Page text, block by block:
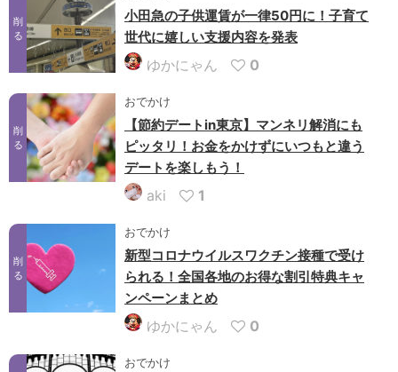
削
る
小田急の子供運賃が一律50円に！子育て
世代に嬉しい支援内容を発表
ゆかにゃん 0
削
る
おでかけ
【節約デートin東京】マンネリ解消にも
ピッタリ！お金をかけずにいつもと違う
デートを楽しもう！
aki 1
削
る
おでかけ
新型コロナウイルスワクチン接種で受け
られる！全国各地のお得な割引特典キャ
ンペーンまとめ
ゆかにゃん 0
おでかけ